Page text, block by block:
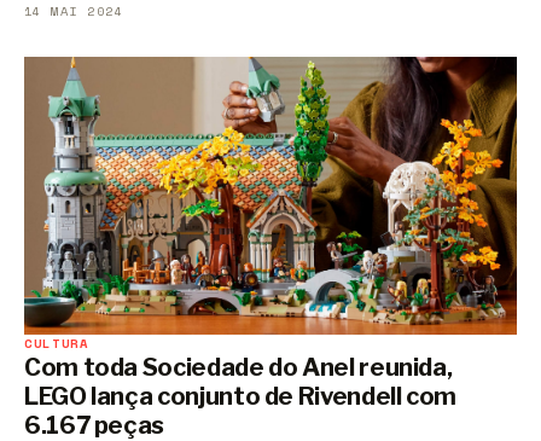
14 MAI 2024
CULTURA
Com toda Sociedade do Anel reunida,
LEGO lança conjunto de Rivendell com
6.167 peças